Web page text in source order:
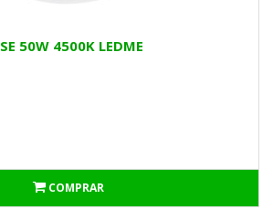
50W 4500K LEDME
COMPRAR